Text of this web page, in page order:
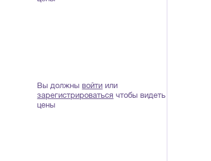
Вы должнывойти или
зарегистрироваться чтобы видеть
цены